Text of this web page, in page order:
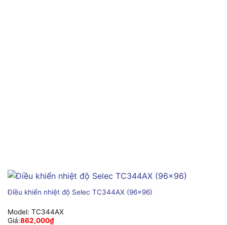
Điều khiển nhiệt độ Selec TC344AX (96×96)
Model: TC344AX
Giá:862,000₫